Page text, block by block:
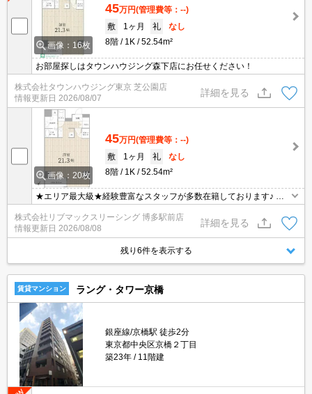
画像：16枚
45万円(管理費等：--)
敷
1ヶ月 礼
なし
8階
1K 52.54m²
お部屋探しはタウンハウジング森下店にお任せください！
株式会社タウンハウジング東京 芝公園店
情報更新日 2026/08/07
詳細を見る
画像：20枚
45万円(管理費等：--)
敷
1ヶ月 礼
なし
8階
1K 52.54m²
★エリア最大級★経験豊富なスタッフが多数在籍しております♪ 初
社に一度も来店せずとも問題ありません♪弊社ではネットに掲載され
ている物件も全てご紹介可能になりますので気になる物件は全て申
株式会社リブマックスリーシング 博多駅前店
情報更新日 2026/08/08
詳細を見る
残り6件を表示する
賃貸マンション ラング・タワー京橋
銀座線/京橋駅 徒歩2分
東京都中央区京橋２丁目
築23年
11階建